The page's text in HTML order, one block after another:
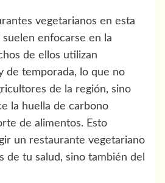
vegetarianos en esta
enfocarse en la
de ellos utilizan
de temporada, lo que no
de la región, sino
la huella de carbono
de alimentos. Esto
un restaurante vegetariano
de tu salud, sino también del